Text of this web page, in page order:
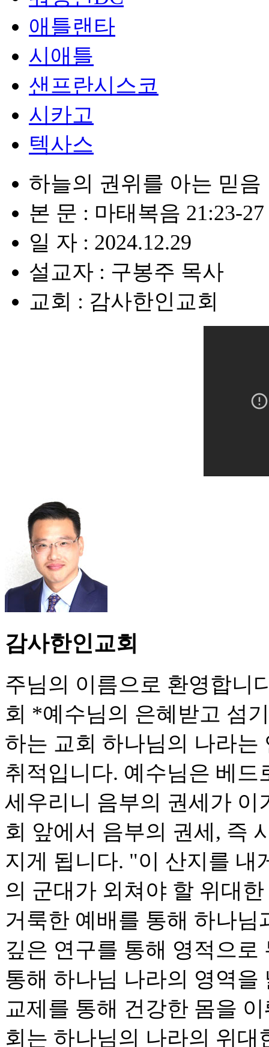
애틀랜타
시애틀
샌프란시스코
시카고
텍사스
하늘의 권위를 아는 믿음
본 문 : 마태복음 21:23-27
일 자 : 2024.12.29
설교자 : 구봉주 목사
교회 : 감사한인교회
감사한인교회
주님의 이름으로 환영합니
회 *예수님의 은혜받고 섬
하는 교회 하나님의 나라
취적입니다. 예수님은 베
세우리니 음부의 권세가
회 앞에서 음부의 권세, 즉
지게 됩니다. "이 산지를 내
의 군대가 외쳐야 할 위대
거룩한 예배를 통해 하나
깊은 연구를 통해 영적으
통해 하나님 나라의 영역
교제를 통해 건강한 몸을
회는 하나님의 나라의 위